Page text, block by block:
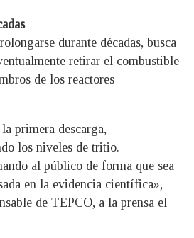
durante décadas, busca
retirar el combustible
de los reactores
primera descarga,
los niveles de tritio.
al público de forma que sea
en la evidencia científica»,
de TEPCO, a la prensa el